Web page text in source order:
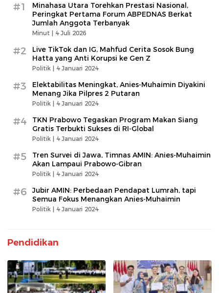
#1
Minahasa Utara Torehkan Prestasi Nasional,
Peringkat Pertama Forum ABPEDNAS Berkat
Jumlah Anggota Terbanyak
Minut | 4 Juli 2026
#2
Live TikTok dan IG, Mahfud Cerita Sosok Bung
Hatta yang Anti Korupsi ke Gen Z
Politik | 4 Januari 2024
#3
Elektabilitas Meningkat, Anies-Muhaimin Diyakini
Menang Jika Pilpres 2 Putaran
Politik | 4 Januari 2024
#4
TKN Prabowo Tegaskan Program Makan Siang
Gratis Terbukti Sukses di RI-Global
Politik | 4 Januari 2024
#5
Tren Survei di Jawa, Timnas AMIN: Anies-Muhaimin
Akan Lampaui Prabowo-Gibran
Politik | 4 Januari 2024
#6
Jubir AMIN: Perbedaan Pendapat Lumrah, tapi
Semua Fokus Menangkan Anies-Muhaimin
Politik | 4 Januari 2024
Pendidikan